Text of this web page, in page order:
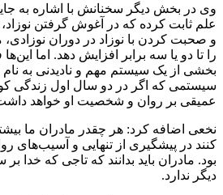
وی در بخش دیگر سخنانش با اشاره به
علم ثابت کرده که در آغوش گرفتن
و صحبت کردن با نوزاد در دوران نوزادی،
را تا دو یا سه برابر افزایش دهد. اما
بخشی از یک سیستم مهم و نادیدنی به
سیستمی که اگر در دو سال اول زندگی
عمیقی بر روان و شخصیت او خواهد
نخعی اضافه کرد: هر چقدر مادران ما
کنند در پیشگیری از تنهایی و آسیب‌های
بود. مادران باید بدانند که تاجی که خدا
دیگر ندارد.